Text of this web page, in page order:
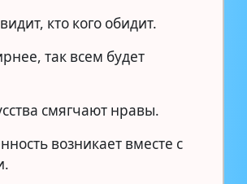
кто кого обидит.
так всем будет
смягчают нравы.
возникает вместе с